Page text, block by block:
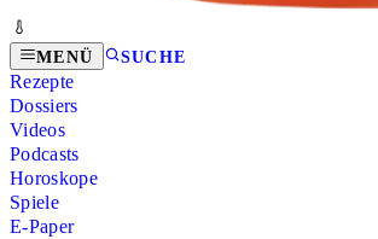
MENÜ SUCHE
Rezepte
Dossiers
Videos
Podcasts
Horoskope
Spiele
E-Paper